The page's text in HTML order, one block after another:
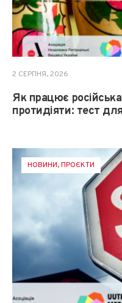
2 СЕРПНЯ, 2026
Як працює
протидіяти: тест
НОВИНИ,ПРОЄКТИ